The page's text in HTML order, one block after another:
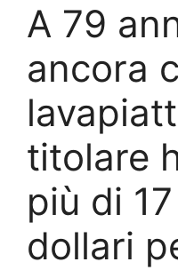
A 79
ancora
titolare
più di
dollari